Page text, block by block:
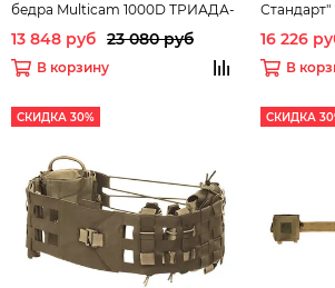
бедра Multicam 1000D ТРИАДА-
ТКО
13 848 руб 23 080 руб
В корзину
ТРИАДА-
16 226
В
СКИДКА 30% СКИДКА